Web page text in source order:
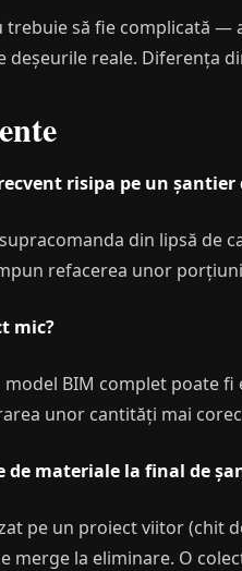
să fie complicată —
deșeurile reale. Diferența
risipa pe un
din lipsă de
refacerea unor
mic?
model BIM complet poate
unor cantități mai
de materiale la final de
pe un proiect viitor (chit
merge la eliminare. O